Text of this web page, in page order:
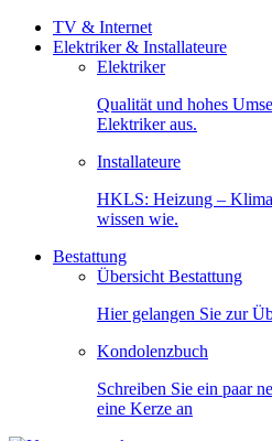
TV & Internet
Elektriker & Installateure
Elektriker
Qualität und hohes
Elektriker aus.
Installateure
HKLS: Heizung –
wissen wie.
Bestattung
Übersicht Bestattung
Hier gelangen Sie zur
Kondolenzbuch
Schreiben Sie ein paar
eine Kerze an